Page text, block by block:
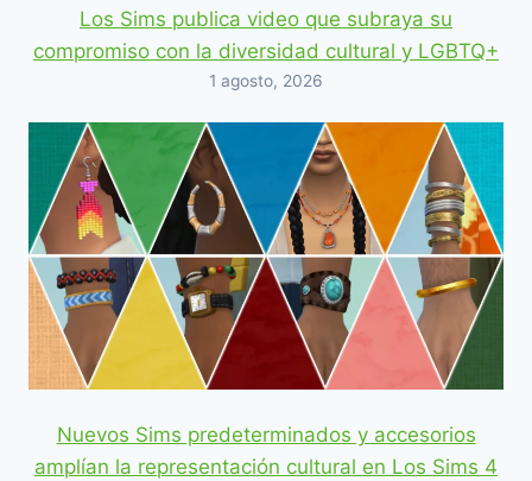
Los Sims publica video que subraya su
compromiso con la diversidad cultural y LGBTQ+
1 agosto, 2026
Nuevos Sims predeterminados y accesorios
amplían la representación cultural en Los Sims 4